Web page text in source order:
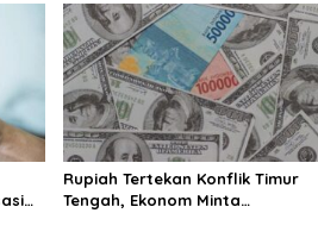
JADI 2,99%
Rupiah Tertekan Konflik Timur
Tengah, Ekonom Minta